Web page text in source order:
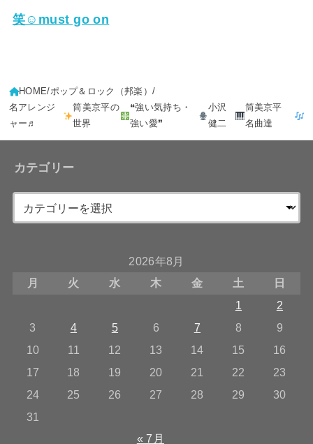
笑☺must go on
HOME ポップ＆ロック（邦楽）
名アレンジ
ャー♬
筒美京平の
世界
❝強い気持ち・
強い愛❞
小沢
健二
筒美京平
名曲達
カテゴリー
2026年8月
月
火 水 木 金 土
日
1
2
3
4 5 6 7 8
9
10
11 12 13 14 15
16
17
18 19 20 21 22
23
24
25 26 27 28 29
30
31
« 7月